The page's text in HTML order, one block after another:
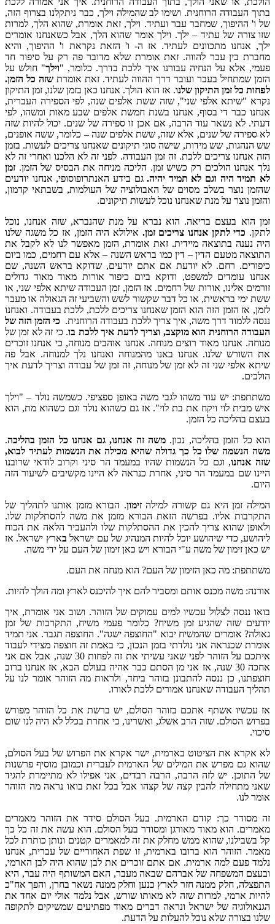
בתוך העבודה הרוחנית. ושימו לב שהמילה וילך, כבר ניתקלנו בצרוף הזה,
של ו' ההיפוך, שמחבר עבר ועתיד. וילך, זאת אומרת, שהוא הלך, למרות
שזו צורה של עתיד – ילך. וילך אומר שהוא הלך, אבל כשאנחנו אומרים
ילך, אנחנו מתכוונים לעתיד. אז ה- ו' הזאת נקראת ו' ההיפוך, והיא
מחברת בין עבר להווה. זאת אומרת שלא מדובר פה רק על סיפור חד
פעמי, אלא על הנחיה עבורנו איך ללכת בדרך. כלומר, "וילך" חולש על
הזמן שמתחיל בעבר ועובר דרך ההווה לעתיד. זאת אומרת שזה כל הזמן.
לפחות כל זמן התיקון שלנו. אז הוא הולך. אנחנו כאן בזמן שלנו, זמן התיקון
נקרא "שיתא אלפי שני", שזה ששת אלפים שנה, לפי הספירה העברית,
אנחנו כבר די בסוף, אנחנו בשנת חמשת אלפים שבע מאות ומשהו, לפי
דעתי. לא נשאר עוד הרבה, אם אכן זו ספירה של שנים. יכול להיות שזה
לא ספירה של שנים, אלא שזה, ששת אלפים שנה – כלומר, ששה אופנים,
שש הנהגות, שש מידות, שישה סוגי תיקונים שאנחנו צריכים לעשות. בזמן
הזה אנחנו צריכים ללכת. זה זמן העבודה. לפני זה לא הלכנו ואחרי זה לא
נלך אנחנו הולכים רק כשיש זמן. הליכה מניחה את הבסיס של הזמן. זמן
לא תמיד היה וגם לא תמיד יהיה.גם בידע האנתרופוסופי, אנחנו יודעים
שהזמן נוצר בשלב מסוים של האבולוציה של העולמות, בשבתאי קדמון,
והזמן נוצר על מנת שאנחנו נוכל לעשות תיקונים.
זמן הוא בעצם בריאה. הוא נברא על מנת שהנברא, שזה אנחנו, נוכל
לתקן. כדי לתקן אנחנו צריכים זמן. אילולא היה הזמן, אז כל משגה שלנו
היה נענה בתוצאה מיידית. זאת אומרת, הזמן מאפשר לנו לא לקבל את
התוצאה מטעם הדין – דין כמו בראש השנה – אלא עם רחמים, כמו ביום
כיפורים. רחם. לא יודעת אם אתם יודעים, שדוקא בראש השנה, שם
אנחנו עומדים למשפט, ודוקא ביום כיפור אורות מאוד מאוד גדולים
זורמים אלינו, אורות של רחמים. אז הזמן, זמן העבודה שיתא אלפי שני, או
ששת ימי בראשית, או כל דבר שקשור לשש והשביעי זה הגאולה או מעבר
לזמן, אז הזמן הזה הוא הזמן שאנחנו צריכים ללכת, ללכת בעבודה. ואנחנו
ננסה ללמוד דרך משה, איך צריך ללכת בעבודה הרוחנית. כי הזמן הזה של
העבודה הרוחנית הוא מוקצב, וצריך לדעת איך ללכת בו. כי זה לא זמן של
מנוחה. אנחנו מאוד רוצים מנוחה. אנחנו אוהבים מנוחה, כי אנחנו זוכרים
את השורש שלנו. אנחנו באנו מהמנוחה ואנחנו נלך למנוחה. אבל פה
שיתא אלפי שני זה לא זמן של מנוחה, זה זמן של עבודה וצריך לדעת איך
הולכים.
משתתפת: יש עוד משהו לגבי משה באופן ספציפי. כשמשה נולד – "וילך
איש מבית לוי ויקח את בת לוי". אז גם כשהוא נולד וגם כשהוא מת, הוא
בעצם בהליכה כל הזמן.
הוא כל הזמן בהליכה, נכון.משה זה אנחנו, גם אנחנו כל הזמן בהליכה.
משה הנשמה שלו כל כך גדולה שהיא מכילה את הנשמות לעתיד לבוא,
שזה אנחנו, וגם כל הנשמות שהיו במעמד הר סיני וקרוב לודאי שרובנו
היינו שם במעמד הר סיני, אחרת כנראה לא היינו מקשיבים לשיעור הזה
היום.
המילה זמן היא גם קשורה למילהזימון. הבורא מזמן אותנו לתהליך של
התקרבות אליו. בפרשה הזאת הבורא מזמן את משה להסתלקות שלו.
ולאופן שהוא צריך להכין את ההסתלקות שלו ולהעביר הלאה את הכוח
ליהושע, כדי שיהושע יוכל להיות המנהיג של עם ישראל בארץ ישראל. אז
יש כאן זימון של משה ע"י הבורא ויש כאן זימון של העם על ידי משה.
משתתפת: מה כאן הזימון של העם? הוא מנחה את העם.
אורנה: משה מכנס אותם ומסביר להם איך להיכנס לארץ ומה הולך להיות.
בואו ננסה לצלול עכשיו למים עמוקים של הזוהר. ושוב אני אומרת, איך
יודעים שזה שהגיע זמן משיח? כלומר פעמי משיח, התקרבות של זמן
גאולה? אומרים שהמשיח יבוא "החוצפה ישגה". החוצפה תגבר. אני תמיד
אומרת שכנראה אני נולדתי בזמן הנכון, כי באמת זה חוצפה מצידי לעבוד
איתכם על הזוהר לפני שאני עשיתי את זה לפחות 30 שנה, אבל אם אני
אחכה 30 שנה, אז אני מן הסתם כבר אהיה בעולם הבא, אז אנחנו ברוב
חוצפתנו, כן ננסה להתבונן בזוהר ביחד, ולראות מה הזוהר אומר לנו על
תהליך העבודה שאנחנו אמורים ללכת לאורו.
אז עכשיו אשתף אתכם בזוהר הסולם, יש ברשת את כל הזוהר מפורש
בפרוש הסולם. שזה הרב אשלג, ואשרינו, כי אחרת בכלל לא היה לנו שום
סיכוי.
לא אקרא את הציטוט בארמית, ישר אקרא את הפרוש של בעל הסולם,
שהוא גם מפרש את המילים של הארמית לעברית וכמובן מוסיף פרשנות
של התוכן. יש לזה הרבה, הרבה רבדים, אני אפילו לא מתיימרת להגיד
שאני מתחילה להבין קצה של קצהו אבל בכל זאת בואו נראה מה הזוהר
אומר לנו.
זה מסודר כך: קודם הארמית. בעל הסולם סידר את הזוהר מאמרים
מאמרים. הוא מאוד מאורגן ומסודר בעל הסולם. הוא עשה את זה כל כך
קל בשבילנו, שהוא ממש מחלק את זה למאמרים קטנים ונותן כותרת לכל
מאמר. הזוהר הוא ברובו בארמית, זו שפת האחוריים של עברית, אנחנו
נלמד פעם למה ארמית. אם אתם זוכרים את לבן שהוא היה לבן הארמי,
ובעצם המשפחה של אברהם שבאה מעבר, האם המשותף היה עבר, היא
התפצלה, חלק ממנה חזר לארץ כנען וחלק ממנה נשאר בחרן, והפך אח"כ
להיות ארמי, למרות שזה לא מאותו שורש, אבל נלמד אולי יום אחד את
הגנאולוגיה של ישראל ונראה דברים מאוד מפתיעים שמשיקים לתקופה
שלנו בצורה שלא נוכל להעלות על הדעת.